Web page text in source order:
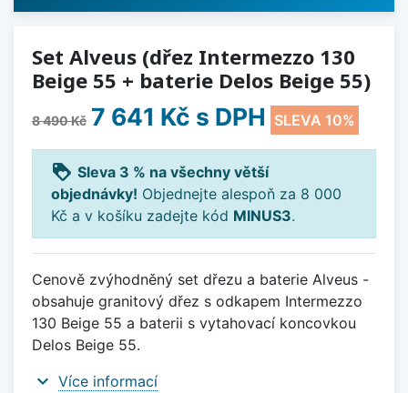
Set Alveus (dřez Intermezzo 130
Beige 55 + baterie Delos Beige 55)
8 490 Kč 7 641 Kč s DPH SLEVA 10%
loyalty Sleva 3 % na všechny větší
objednávky! Objednejte alespoň za 8 000
Kč a v košíku zadejte kód MINUS3.
Cenově zvýhodněný set dřezu a baterie Alveus -
obsahuje granitový dřez s odkapem Intermezzo
130 Beige 55 a baterii s vytahovací koncovkou
Delos Beige 55.
expand_more Více informací